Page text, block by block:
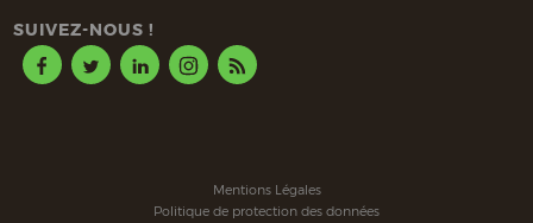
SUIVEZ-NOUS !
Mentions Légales
Politique de protection des données